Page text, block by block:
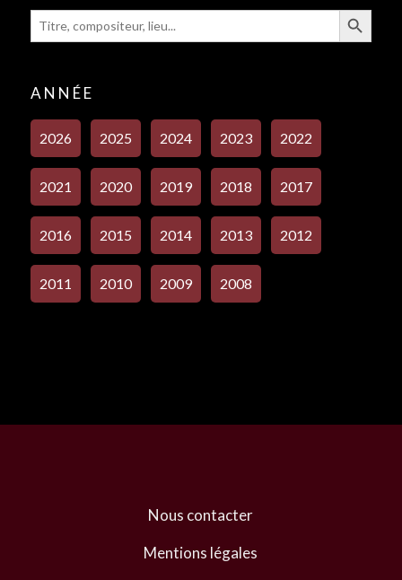
Search
for:
Search Button
ANNÉE
2026 2025 2024 2023 2022
2021 2020 2019 2018 2017
2016 2015 2014 2013 2012
2011 2010 2009 2008
Nous contacter
Mentions légales